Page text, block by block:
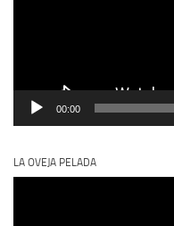
00:00
LA OVEJA PELADA